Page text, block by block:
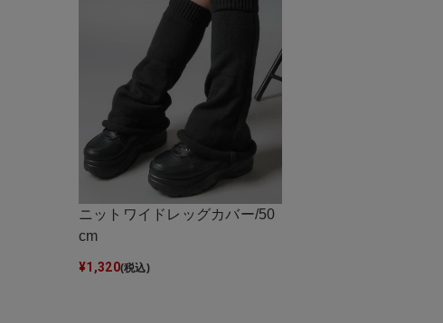
ニットワイドレッグカバー/50
cm
¥1,320(税込)